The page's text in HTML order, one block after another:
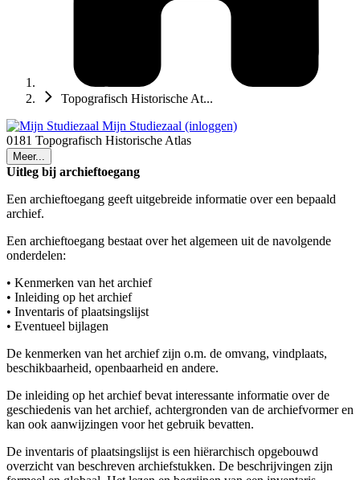
Topografisch Historische At...
Mijn Studiezaal (inloggen)
0181 Topografisch Historische Atlas
Meer...
Uitleg bij archieftoegang
Een archieftoegang geeft uitgebreide informatie over een bepaald
archief.
Een archieftoegang bestaat over het algemeen uit de navolgende
onderdelen:
• Kenmerken van het archief
• Inleiding op het archief
• Inventaris of plaatsingslijst
• Eventueel bijlagen
De kenmerken van het archief zijn o.m. de omvang, vindplaats,
beschikbaarheid, openbaarheid en andere.
De inleiding op het archief bevat interessante informatie over de
geschiedenis van het archief, achtergronden van de archiefvormer en
kan ook aanwijzingen voor het gebruik bevatten.
De inventaris of plaatsingslijst is een hiërarchisch opgebouwd
overzicht van beschreven archiefstukken. De beschrijvingen zijn